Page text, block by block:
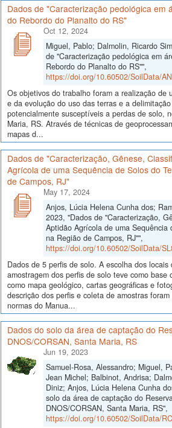
Dados de "Caracterização pedológica em
do Rebordo do Planalto do RS"
Oct 12, 2024
Miguel, Pablo; Dalmolin, Ricardo
de "Caracterização pedológica em
Rebordo do Planalto do RS"",
https://doi.org/10.60502/SoilData/
Os objetivos do trabalho foram a realização de
e da evolução do uso das terras e a
potencialmente susceptíveis a perdas de solo,
Maria, RS. Através de técnicas de
mapas d...
Dados de "Caracterização, Gênese,
Agrícola de uma Sequência de Solos do
de Campos, RJ"
May 17, 2024
Anjos, Lúcia Helena Cunha dos;
2023, "Dados de "Caracterização,
Aptidão Agrícola de uma Sequência
na Região de Campos, RJ"",
https://doi.org/10.60502/SoilData/
Dados de 5 perfis de solo. A escolha dos locais
amostragem dos perfis de solo teve como base
como mapa geológico, cartas geográficas e
descrição dos perfis e coleta de amostras
normas do Manua...
Dados do solo da área de captação do
DNOS/CORSAN, Santa Maria, RS
Jun 19, 2023
Samuel-Rosa, Alessandro; Miguel,
Jean Michel; Balbinot, Andrisa;
Diniz; Anjos, Lúcia Helena Cunha
solo da área de captação do
DNOS/CORSAN, Santa Maria, RS",
https://doi.org/10.60502/SoilData/